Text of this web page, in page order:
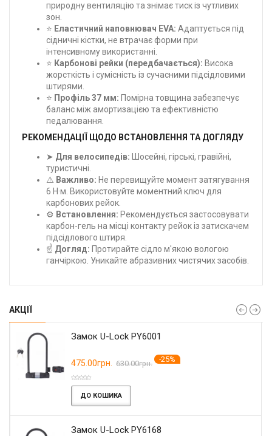
природну вентиляцію та знімає тиск із чутливих
зон.
⭐ Еластичний наповнювач EVA: Адаптується під
сідничні кістки, не втрачає форми при
інтенсивному використанні.
⭐ Карбонові рейки (передбачається): Висока
жорсткість і сумісність із сучасними підсідловими
штирями.
⭐ Профіль 37 мм: Помірна товщина забезпечує
баланс між амортизацією та ефективністю
педалювання.
РЕКОМЕНДАЦІЇ ЩОДО ВСТАНОВЛЕННЯ ТА ДОГЛЯДУ
➤ Для велосипедів: Шосейні, гірські, гравійні,
туристичні.
⚠️ Важливо: Не перевищуйте момент затягування
6 Н·м. Використовуйте моментний ключ для
карбонових рейок.
⚙️ Встановлення: Рекомендується застосовувати
карбон-гель на місці контакту рейок із затискачем
підсідлового штиря.
☝️ Догляд: Протирайте сідло м'якою вологою
ганчіркою. Уникайте абразивних чистячих засобів.
АКЦІЇ
Замок U-Lock PY6001
475.00грн. 630.00грн. -25%
ДО КОШИКА
Замок U-Lock PY6168